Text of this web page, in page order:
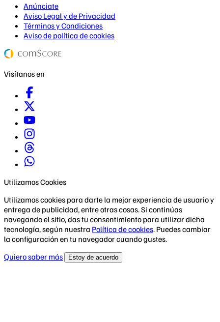
Anúnciate
Aviso Legal y de Privacidad
Términos y Condiciones
Aviso de política de cookies
Visítanos en
Utilizamos Cookies
Utilizamos cookies para darte la mejor experiencia de usuario y
entrega de publicidad, entre otras cosas. Si continúas
navegando el sitio, das tu consentimiento para utilizar dicha
tecnología, según nuestra Política de cookies. Puedes cambiar
la configuración en tu navegador cuando gustes.
Quiero saber más
Estoy de acuerdo